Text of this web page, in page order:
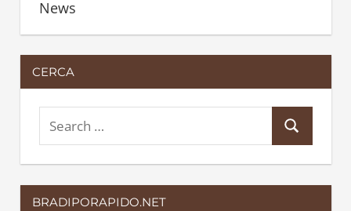
News
CERCA
e
a
r
e
a
BRADIPORAPIDO.NET